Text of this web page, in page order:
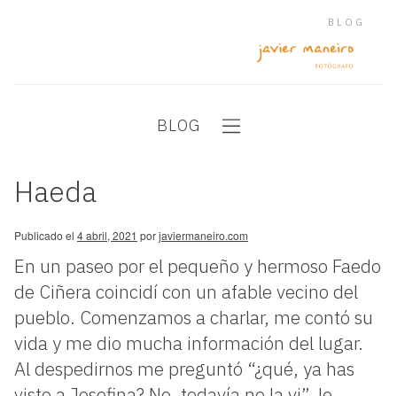
BLOG
BLOG
Haeda
Publicado el 4 abril, 2021 porjaviermaneiro.com
En un paseo por el pequeño y hermoso Faedo
de Ciñera coincidí con un afable vecino del
pueblo. Comenzamos a charlar, me contó su
vida y me dio mucha información del lugar.
Al despedirnos me preguntó “¿qué, ya has